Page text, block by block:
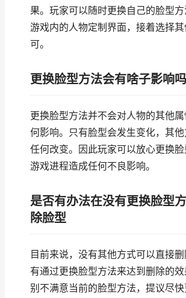
果。玩家可以随时更换自己的脸型
游戏内的人物定制界面，接着选择
可。
更换脸型方法会有啥子影响吗
更换脸型方法并不会对人物的其他
何影响。只有脸型会发生变化，其他
任何改变。因此玩家可以放心更换
游戏进程造成任何不良影响。
是否有办法在没有更换脸型
除脸型
目前来说，没有其他方式可以直接
有通过更换脸型方法来达到删除的
别不满意当前的脸型方法，提议尽